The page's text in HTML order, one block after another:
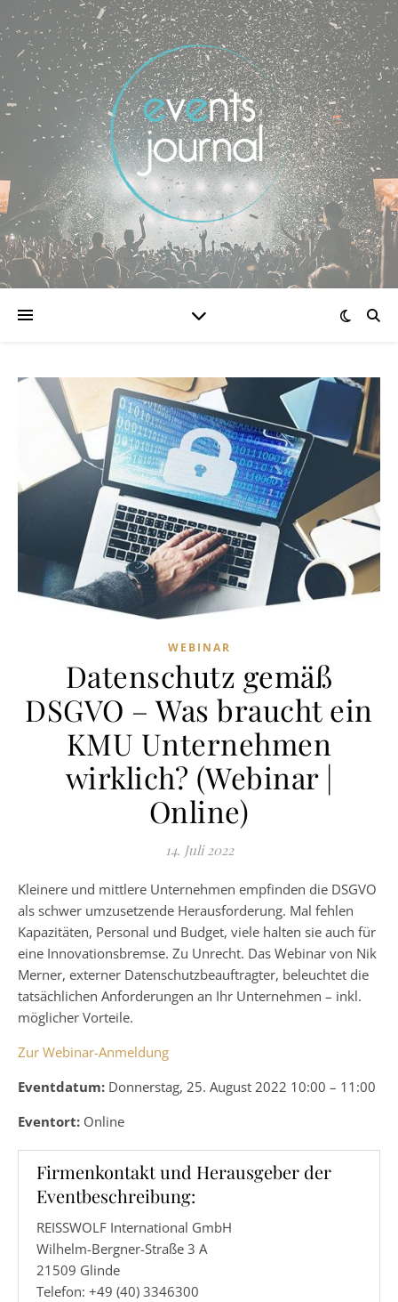
WEBINAR
Datenschutz gemäß
DSGVO – Was braucht ein
KMU Unternehmen
wirklich? (Webinar |
Online)
14. Juli 2022
Kleinere und mittlere Unternehmen empfinden die DSGVO
als schwer umzusetzende Herausforderung. Mal fehlen
Kapazitäten, Personal und Budget, viele halten sie auch für
eine Innovationsbremse. Zu Unrecht. Das Webinar von Nik
Merner, externer Datenschutzbeauftragter, beleuchtet die
tatsächlichen Anforderungen an Ihr Unternehmen – inkl.
möglicher Vorteile.
Zur Webinar-Anmeldung
Eventdatum: Donnerstag, 25. August 2022 10:00 – 11:00
Eventort: Online
Firmenkontakt und Herausgeber der
Eventbeschreibung:
REISSWOLF International GmbH
Wilhelm-Bergner-Straße 3 A
21509 Glinde
Telefon: +49 (40) 3346300